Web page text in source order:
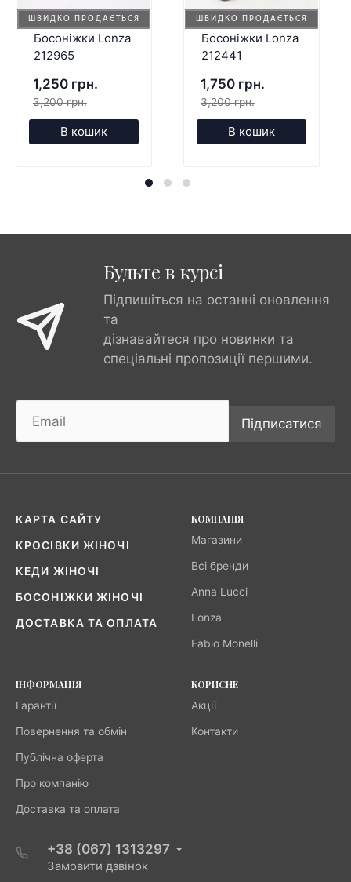
ШВИДКО ПРОДАЄТЬСЯ
Босоніжки Lonza
212965
1,250 грн.
3,200 грн.
В кошик
ШВИДКО ПРОДАЄТЬСЯ
Босоніжки Lonza
212441
1,750 грн.
3,200 грн.
В кошик
Будьте в курсі
Підпишіться на останні оновлення
та
дізнавайтеся про новинки та
спеціальні пропозиції першими.
Підписатися
КАРТА САЙТУ
КРОСІВКИ ЖІНОЧІ
КЕДИ ЖІНОЧІ
БОСОНІЖКИ ЖІНОЧІ
ДОСТАВКА ТА ОПЛАТА
КОМПАНІЯ
Магазини
Всі бренди
Anna Lucci
Lonza
Fabio Monelli
ІНФОРМАЦІЯ
Гарантії
Повернення та обмін
Публічна оферта
Про компанію
Доставка та оплата
КОРИСНЕ
Акції
Контакти
+38 (067) 1313297
Замовити дзвінок